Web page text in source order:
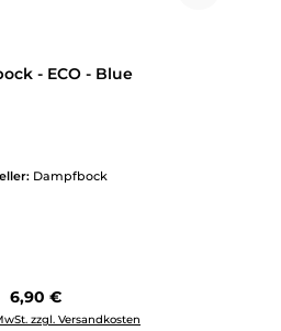
- ECO - Blue
Dampfbock
Regulärer Preis:
6,90 €
zzgl. Versandkosten